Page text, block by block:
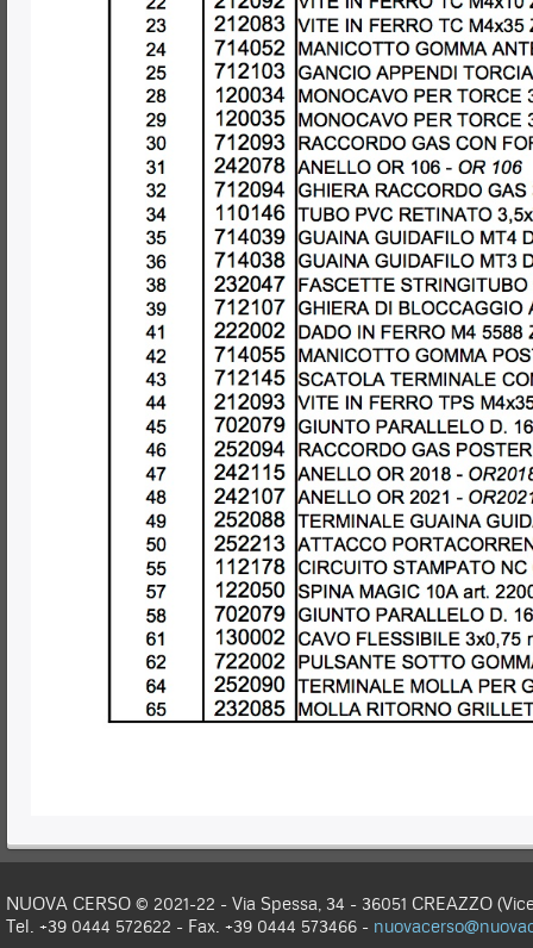
NUOVA CERSO © 2021-22 - Via Spessa, 34 - 36051 CREAZZO
Tel. +39 0444 572622 - Fax. +39 0444 573466 -